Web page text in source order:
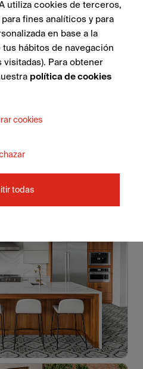
utiliza cookies de terceros,
fines analíticos y para
en base a la
hábitos de navegación
Para obtener
política de cookies
cookies
todas